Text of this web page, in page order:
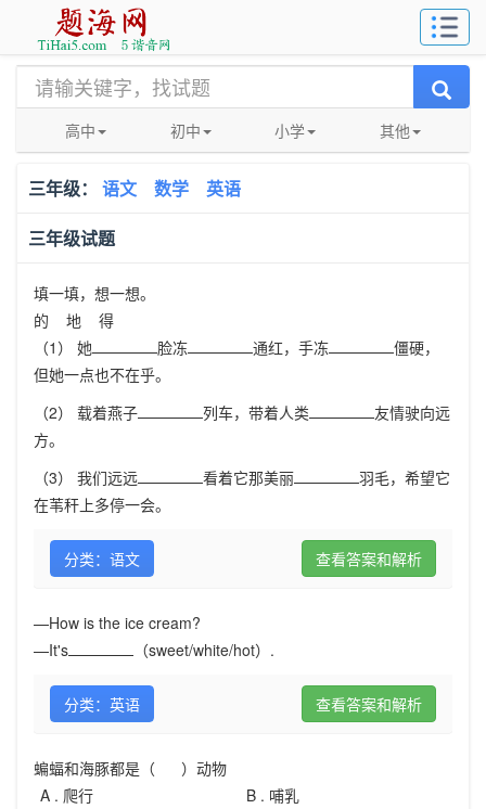
高中 初中 小学 其他
三年级： 语文 数学
英语
三年级试题
填一填，想一想。
的 地 得
（1） 她
脸冻 通红，手冻
僵硬，
但她一点也不在乎。
（2） 载着燕子
列车，带着人类
友情驶向远
方。
（3） 我们远远
看着它那美丽
羽毛，希望它
在苇秆上多停一会。
分类：语文 查看答案和解析
—How is the ice cream?
—It's
（sweet/white/hot）.
分类：英语 查看答案和解析
蝙蝠和海豚都是（ ）动物
A . 爬行 B . 哺乳